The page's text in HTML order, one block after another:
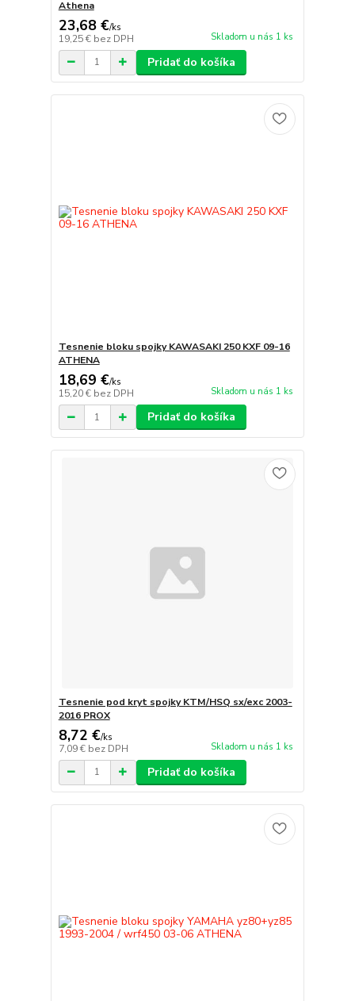
Athena
23,68 €/ks
19,25 € bez DPH Skladom u nás 1 ks
Pridať do košíka
Tesnenie bloku spojky KAWASAKI 250 KXF 09-16
ATHENA
18,69 €/ks
15,20 € bez DPH Skladom u nás 1 ks
Pridať do košíka
Tesnenie pod kryt spojky KTM/HSQ sx/exc 2003-
2016 PROX
8,72 €/ks
7,09 € bez DPH Skladom u nás 1 ks
Pridať do košíka